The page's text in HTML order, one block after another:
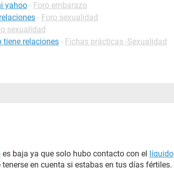
yahoo - Foro embarazo
- Foro sexualidad
sexualidad
tiene relaciones - Fichas prácticas -Sexualidad
es baja ya que solo hubo contacto con el líquido
en cuenta si estabas en tus días fértiles.